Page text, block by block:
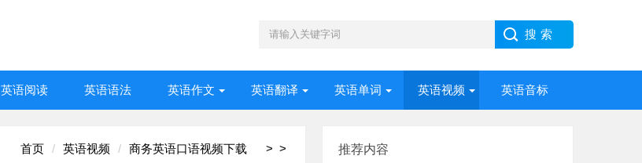
英语阅读 英语语法 英语作文 英语翻译 英语单词 英语视频 英语音标
首页 >
英语视频 >
商务英语口语视频下载 推荐内容